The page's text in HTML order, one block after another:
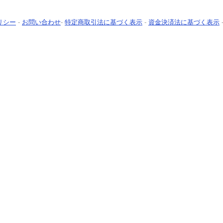
シー - お問い合わせ- 特定商取引法に基づく表示 - 資金決済法に基づく表示 -